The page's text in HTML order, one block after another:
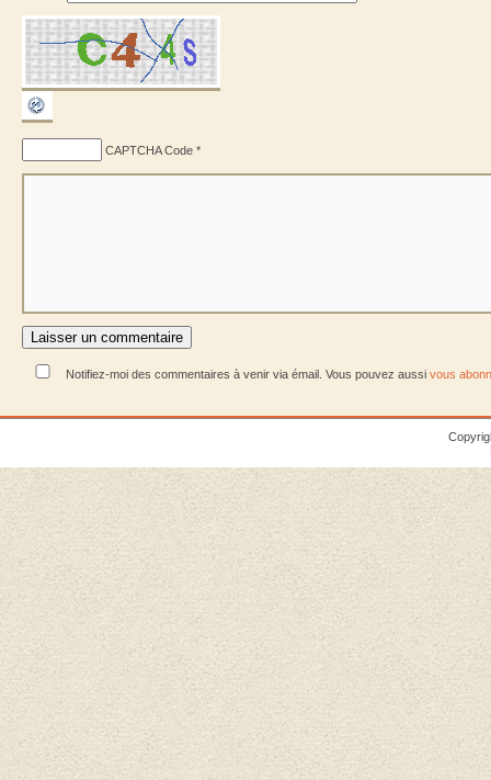
CAPTCHA Code *
Notifiez-moi des commentaires à venir via émail. Vous pouvez aussi vous